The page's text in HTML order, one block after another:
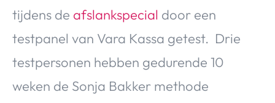
tijdens de afslankspecial door een
testpanel van Vara Kassa getest. Drie
testpersonen hebben gedurende 10
weken de Sonja Bakker methode